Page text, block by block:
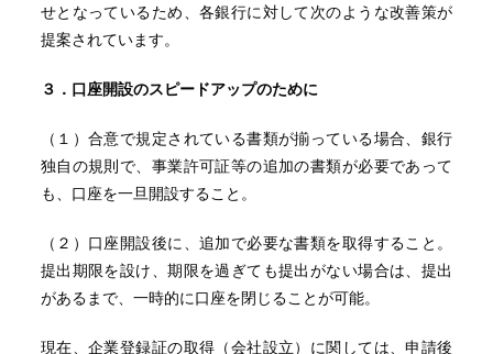
せとなっているため、各銀行に対して次のような改善策が
提案されています。
３．口座開設のスピードアップのために
（１）合意で規定されている書類が揃っている場合、銀行
独自の規則で、事業許可証等の追加の書類が必要であって
も、口座を一旦開設すること。
（２）口座開設後に、追加で必要な書類を取得すること。
提出期限を設け、期限を過ぎても提出がない場合は、提出
があるまで、一時的に口座を閉じることが可能。
現在、企業登録証の取得（会社設立）に関しては、申請後